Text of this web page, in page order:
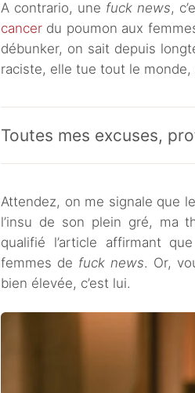
A contrario, une fuck news,
cancer du poumon aux
débunker, on sait depuis
raciste, elle tue tout le monde,
Toutes mes excuses,
Attendez, on me signale que
l’insu de son plein gré, ma
qualifié l’article affirmant
femmes de fuck news. Or,
bien élevée, c’est lui.